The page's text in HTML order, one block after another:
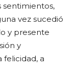
sentimientos,
vez sucedió
y presente
y
felicidad, a